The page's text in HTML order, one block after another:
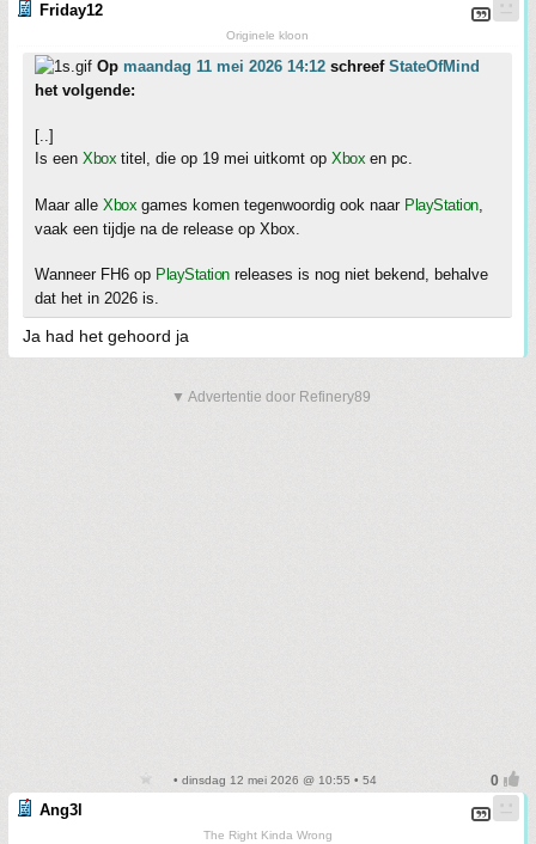
Friday12
Originele kloon
Op maandag 11 mei 2026 14:12 schreef StateOfMind
het volgende:
[..]
Is een Xbox titel, die op 19 mei uitkomt op Xbox en pc.
Maar alle Xbox games komen tegenwoordig ook naar PlayStation,
vaak een tijdje na de release op Xbox.
Wanneer FH6 op PlayStationreleases is nog niet bekend, behalve
dat het in 2026 is.
Ja had het gehoord ja
▼ Advertentie door Refinery89
• dinsdag 12 mei 2026 @ 10:55 • 54
Ang3l
The Right Kinda Wrong